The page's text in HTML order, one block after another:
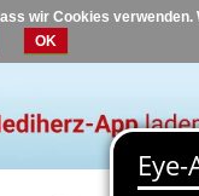
wir Cookies
OK